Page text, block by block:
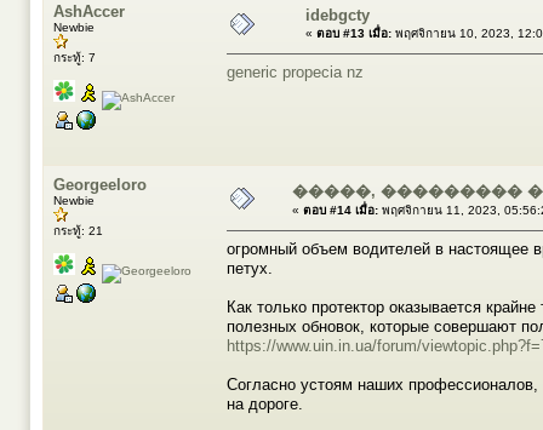
AshAccer
Newbie
กระทู้: 7
idebgcty
« ตอบ #13 เมื่อ: พฤศจิกายน 10, 2023,
generic propecia nz
Georgeeloro
Newbie
กระทู้: 21
�����, ���������
« ตอบ #14 เมื่อ: พฤศจิกายน 11, 2023,
огромный объем водителей в настоящее
петух.
Как только протектор оказывается
полезных обновок, которые совершают
https://www.uin.in.ua/forum/
Согласно устоям наших профессионалов,
на дороге.